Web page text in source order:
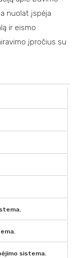
nuolat įspėja
ir eismo
įpročius su
sistema.